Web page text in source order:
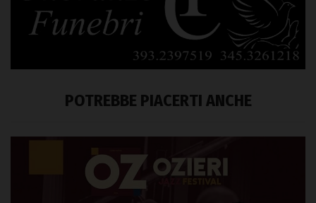
POTREBBE PIACERTI ANCHE